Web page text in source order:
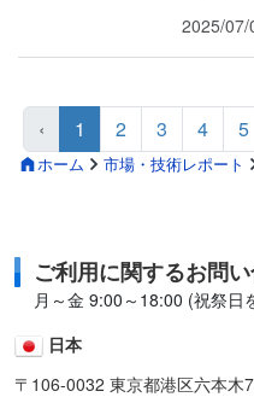
ホーム 市場・技術レポート
2025/07/
‹ 1 2 3 4 5
ご利用に関するお問
月～金 9:00～18:00 (祝祭日
日本
〒106-0032 東京都港区六本木